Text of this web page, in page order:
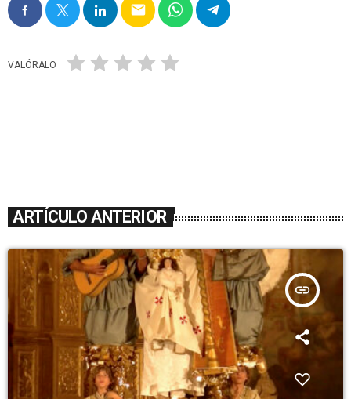
email
VALÓRALO
ARTÍCULO ANTERIOR
insert_link